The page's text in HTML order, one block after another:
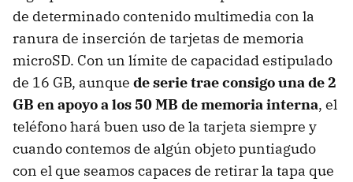
de determinado contenido multimedia con la
ranura de inserción de tarjetas de memoria
microSD. Con un límite de capacidad estipulado
de 16 GB, aunque de serie trae consigo una de 2
GB en apoyo a los 50 MB de memoria interna, el
teléfono hará buen uso de la tarjeta siempre y
cuando contemos de algún objeto puntiagudo
con el que seamos capaces de retirar la tapa que